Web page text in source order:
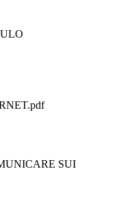
SUI